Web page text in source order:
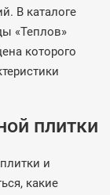
В каталоге
«Теплов»
которого
плитки
и
какие